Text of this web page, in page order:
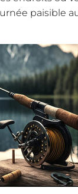
paisible